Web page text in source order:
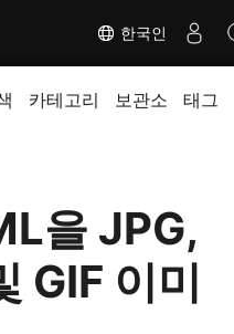
한국인
카테고리 보관소 태그
을 JPG,
GIF 이미